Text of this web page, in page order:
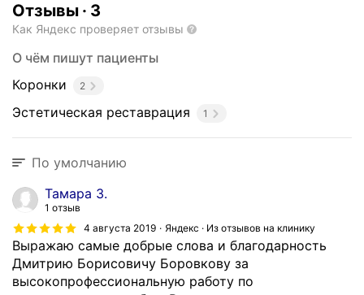
Отзывы · 3
Как Яндекс проверяет отзывы
О чём пишут пациенты
Коронки
2
Эстетическая реставрация 1
По умолчанию
Тамара З.
1 отзыв
4 августа 2019
Яндекс · Из отзывов на клинику
Выражаю самые добрые слова и благодарность
Дмитрию Борисовичу Боровкову за
высокопрофессиональную работу по